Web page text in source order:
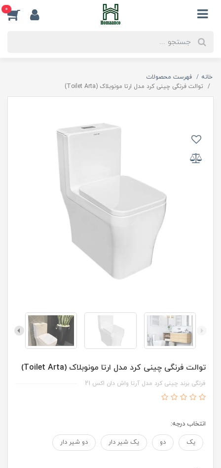
0
خانه
فهرست محصولات
توالت فرنگی چینی کرد مدل ارتا مونوبلاک (Toilet Arta)
توالت فرنگی چینی کرد مدل ارتا مونوبلاک (Toilet Arta)
فرنگی برند چینی کرد مدل آرتا واش دان اکس 21
انتخاب درجه:
یک دو یک شیر دار دو شیر دار